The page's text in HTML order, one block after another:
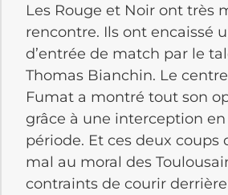
Les Rouge et Noir ont très
rencontre. Ils ont encaissé
d’entrée de match par le
Thomas Bianchin. Le
Fumat a montré tout son
grâce à une interception
période. Et ces deux coups
mal au moral des
contraints de courir